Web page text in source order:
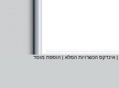
| אינדקס הכשרויות המלא | הוספת מוסד